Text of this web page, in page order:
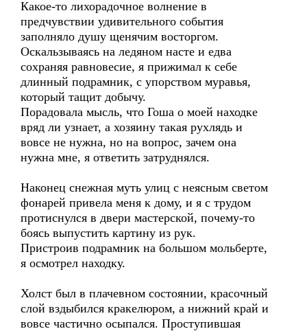
Какое-то лихорадочное волнение в
предчувствии удивительного события
заполняло душу щенячим восторгом.
Оскальзываясь на ледяном насте и едва
сохраняя равновесие, я прижимал к себе
длинный подрамник, с упорством муравья,
который тащит добычу.
Порадовала мысль, что Гоша о моей находке
вряд ли узнает, а хозяину такая рухлядь и
вовсе не нужна, но на вопрос, зачем она
нужна мне, я ответить затруднялся.
Наконец снежная муть улиц с неясным светом
фонарей привела меня к дому, и я с трудом
протиснулся в двери мастерской, почему-то
боясь выпустить картину из рук.
Пристроив подрамник на большом мольберте,
я осмотрел находку.
Холст был в плачевном состоянии, красочный
слой вздыбился кракелюром, а нижний край и
вовсе частично осыпался. Проступившая